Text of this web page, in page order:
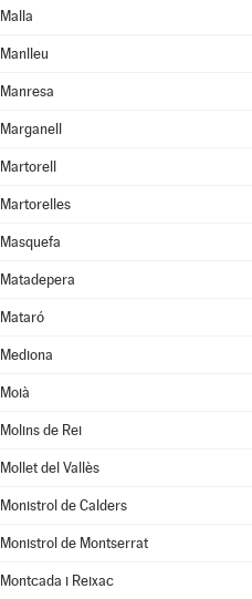
Malla
Manlleu
Manresa
Marganell
Martorell
Martorelles
Masquefa
Matadepera
Mataró
Mediona
Moià
Molins de Rei
Mollet del Vallès
Monistrol de Calders
Monistrol de Montserrat
Montcada i Reixac